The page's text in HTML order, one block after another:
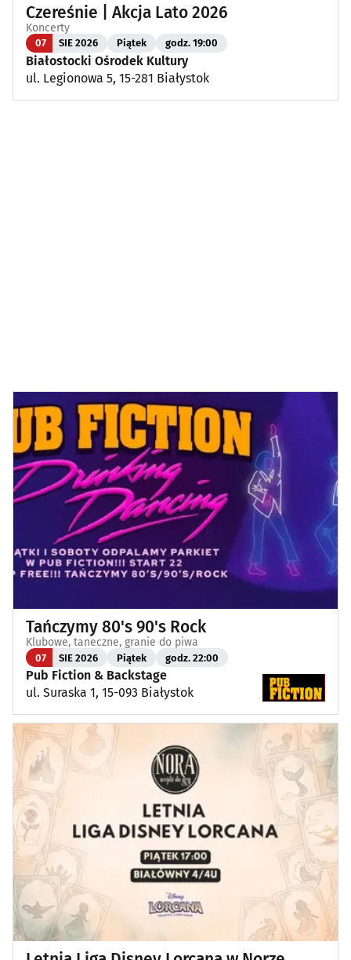
Czereśnie | Akcja Lato 2026
Koncerty
07 SIE 2026 Piątek godz. 19:00
Białostocki Ośrodek Kultury
ul. Legionowa 5, 15-281 Białystok
Tańczymy 80's 90's Rock
Klubowe, taneczne, granie do piwa
07 SIE 2026 Piątek godz. 22:00
Pub Fiction & Backstage
ul. Suraska 1, 15-093 Białystok